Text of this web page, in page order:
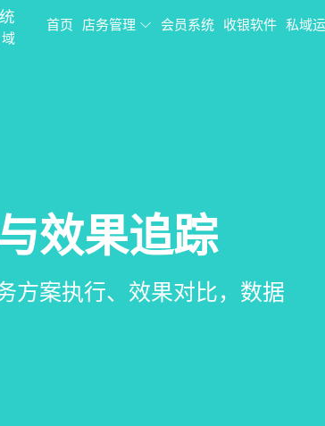
首页 店务管理 会员系统 收银软件 私域
锁客
、精准营销、客户关怀，提
管理
、技师调度、房间/床位状态
用率
效果追踪
方案执行、效果对比，数据
管理系统
约、服务、会员、财务、营